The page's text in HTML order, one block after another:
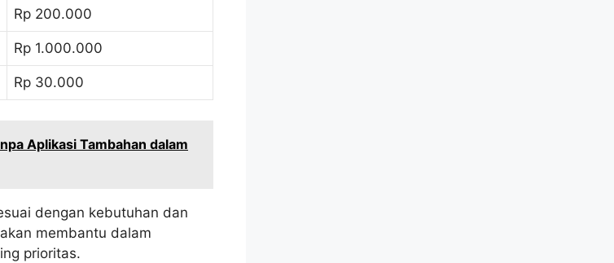
Rp 200.000
Rp 1.000.000
Rp 30.000
Aplikasi Tambahan dalam
dengan kebutuhan dan
membantu dalam
prioritas.